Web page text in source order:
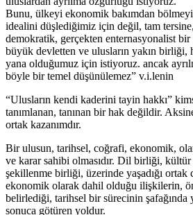
Bunu, ülkeyi ekonomik bakımdan
idealini düşlediğimiz için değil, tam
demokratik, gerçekten enternasyonalist
büyük devletten ve ulusların yakın birliği,
yana olduğumuz için istiyoruz. ancak
böyle bir temel düşünülemez” v.i.lenin
“Ulusların kendi kaderini tayin hakkı”
tanımlanan, tanınan bir hak değildir.
ortak kazanımdır.
Bir ulusun, tarihsel, coğrafi, ekonomik,
ve karar sahibi olmasıdır. Dil birliği,
şekillenme birliği, üzerinde yaşadığı
ekonomik olarak dahil olduğu ilişkilerin,
belirlediği, tarihsel bir sürecinin şafağında
sonuca götüren yoldur.